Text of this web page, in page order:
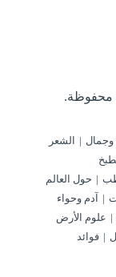
محفوظة.
الشعر
حول العالم
آدم وحواء
علوم الأرض
فوائد